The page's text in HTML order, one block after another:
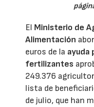
El Ministerio de
Alimentación
euros de la ayuda
fertilizantes
249.376
lista de
de julio, que han